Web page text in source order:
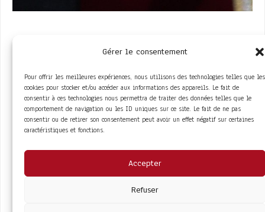
Gérer le consentement
Pour offrir les meilleures expériences, nous utilisons des technologies telles que les
cookies pour stocker et/ou accéder aux informations des appareils. Le fait de
consentir à ces technologies nous permettra de traiter des données telles que le
comportement de navigation ou les ID uniques sur ce site. Le fait de ne pas
consentir ou de retirer son consentement peut avoir un effet négatif sur certaines
caractéristiques et fonctions.
Accepter
Refuser
ACCÈS RAPIDE
La Trompe
La FITF
Agenda
Partenaires
Espace adhérent
Conditions Générales de Vente